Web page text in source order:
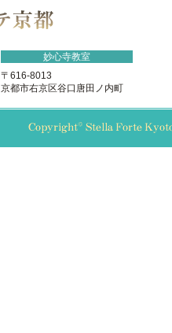
妙心寺教室
〒616-8013
京都市右京区谷口唐田ノ内町